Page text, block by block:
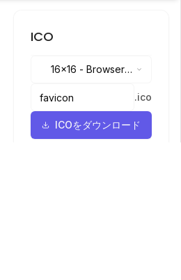
ICO
16x16 -Browser
.ico
ICOをダウンロード